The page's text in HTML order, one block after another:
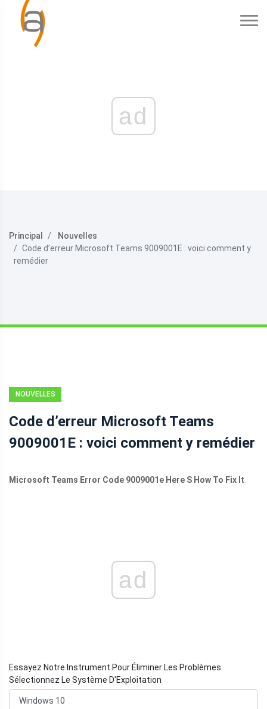
ad
Principal
Nouvelles
Code d’erreur Microsoft Teams 9009001E : voici comment y
remédier
NOUVELLES
Code d’erreur Microsoft Teams
9009001E : voici comment y remédier
Microsoft Teams Error Code 9009001e Here S How To Fix It
ad
Essayez Notre Instrument Pour Éliminer Les Problèmes
Sélectionnez Le Système D'Exploitation